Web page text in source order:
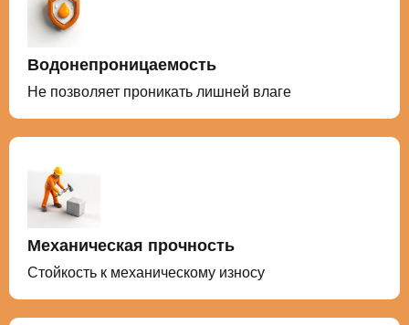
Водонепроницаемость
Не позволяет проникать лишней влаге
Механическая прочность
Стойкость к механическому износу